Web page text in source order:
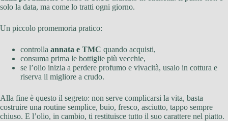
solo la data, ma come lo tratti ogni giorno.
Un piccolo promemoria pratico:
controlla annata e TMC quando acquisti,
consuma prima le bottiglie più vecchie,
se l’olio inizia a perdere profumo e vivacità, usalo in cottura e
riserva il migliore a crudo.
Alla fine è questo il segreto: non serve complicarsi la vita, basta
costruire una routine semplice, buio, fresco, asciutto, tappo sempre
chiuso. E l’olio, in cambio, ti restituisce tutto il suo carattere nel piatto.